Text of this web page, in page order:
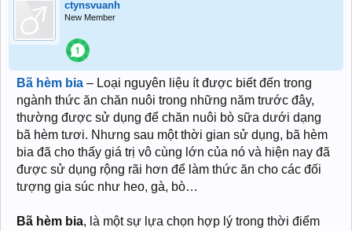
ctynsvuanh
New Member
Bã hèm bia – Loại nguyên liệu ít được biết đến trong
ngành thức ăn chăn nuôi trong những năm trước đây,
thường được sử dụng để chăn nuôi bò sữa dưới dạng
bã hèm tươi. Nhưng sau một thời gian sử dụng, bã hèm
bia đã cho thấy giá trị vô cùng lớn của nó và hiện nay đã
được sử dụng rộng rãi hơn để làm thức ăn cho các đối
tượng gia súc như heo, gà, bò…
Bã hèm bia, là một sự lựa chọn hợp lý trong thời điểm